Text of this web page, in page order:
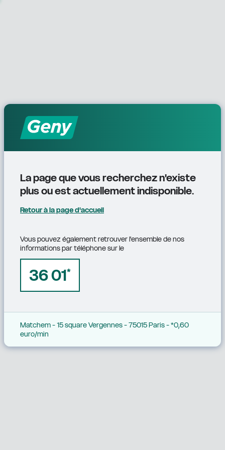
La page que vous recherchez n'existe
plus ou est actuellement indisponible.
Retour à la page d'accueil
Vous pouvez également retrouver l'ensemble de nos
informations par téléphone sur le
36 01*
Matchem - 15 square Vergennes - 75015 Paris - *0,60
euro/min